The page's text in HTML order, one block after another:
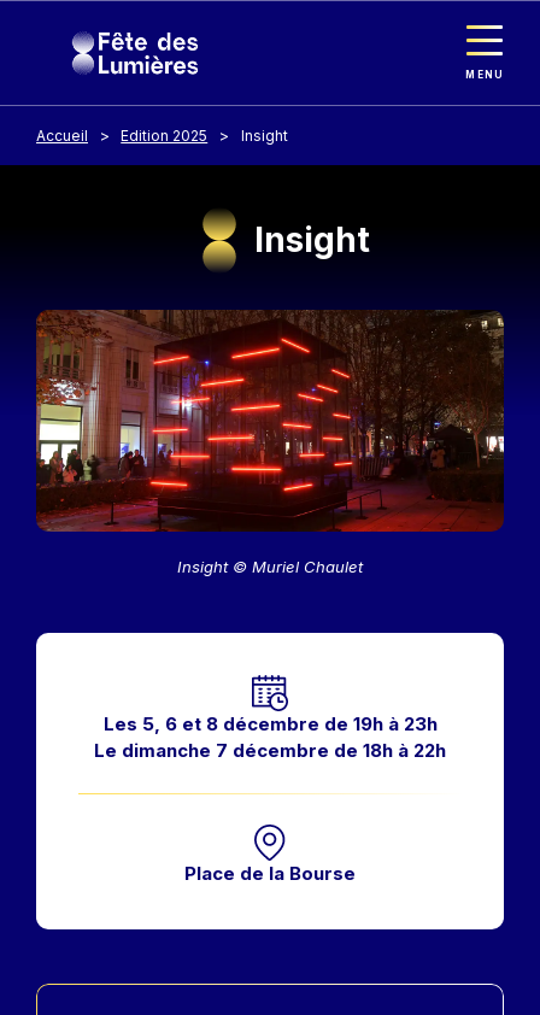
MENU
Accueil Edition 2025 Insight
Insight
Image
Insight © Muriel Chaulet
Les 5, 6 et 8 décembre de 19h à 23h
Le dimanche 7 décembre de 18h à 22h
Place de la Bourse